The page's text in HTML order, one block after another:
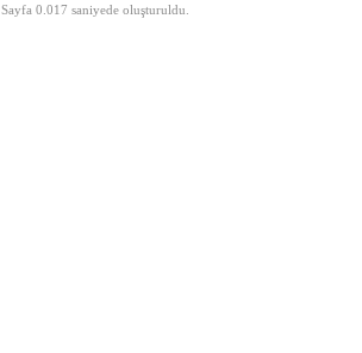
Sayfa 0.017 saniyede oluşturuldu.